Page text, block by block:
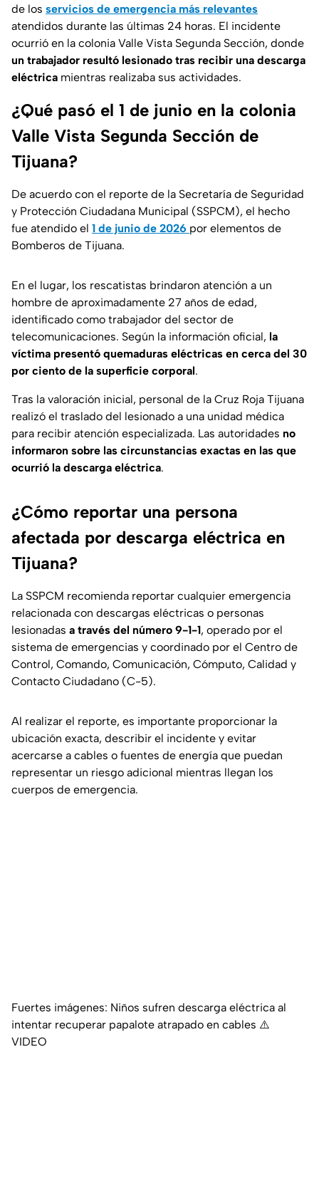
de los servicios de emergencia más relevantes
atendidos durante las últimas 24 horas. El incidente
ocurrió en la colonia Valle Vista Segunda Sección, donde
un trabajador resultó lesionado tras recibir una descarga
eléctrica mientras realizaba sus actividades.
¿Qué pasó el 1 de junio en la colonia
Valle Vista Segunda Sección de
Tijuana?
De acuerdo con el reporte de la Secretaría de Seguridad
y Protección Ciudadana Municipal (SSPCM), el hecho
fue atendido el 1 de junio de 2026 por elementos de
Bomberos de Tijuana.
En el lugar, los rescatistas brindaron atención a un
hombre de aproximadamente 27 años de edad,
identificado como trabajador del sector de
telecomunicaciones. Según la información oficial, la
víctima presentó quemaduras eléctricas en cerca del 30
por ciento de la superficie corporal.
Tras la valoración inicial, personal de la Cruz Roja Tijuana
realizó el traslado del lesionado a una unidad médica
para recibir atención especializada. Las autoridades no
informaron sobre las circunstancias exactas en las que
ocurrió la descarga eléctrica.
¿Cómo reportar una persona
afectada por descarga eléctrica en
Tijuana?
La SSPCM recomienda reportar cualquier emergencia
relacionada con descargas eléctricas o personas
lesionadas a través del número 9-1-1, operado por el
sistema de emergencias y coordinado por el Centro de
Control, Comando, Comunicación, Cómputo, Calidad y
Contacto Ciudadano (C-5).
Al realizar el reporte, es importante proporcionar la
ubicación exacta, describir el incidente y evitar
acercarse a cables o fuentes de energía que puedan
representar un riesgo adicional mientras llegan los
cuerpos de emergencia.
Fuertes imágenes: Niños sufren descarga eléctrica al
intentar recuperar papalote atrapado en cables ⚠️
VIDEO